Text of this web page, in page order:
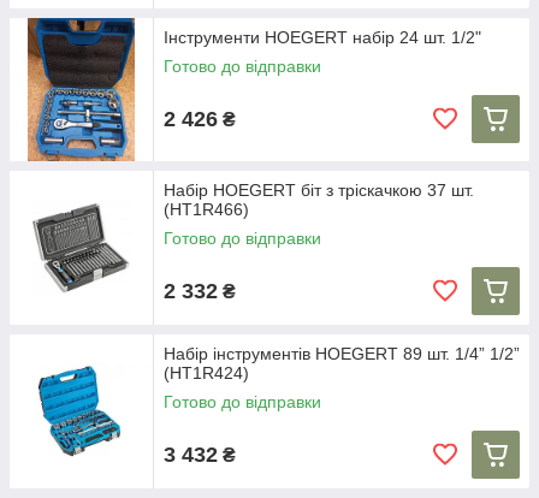
Інструменти HOEGERT набір 24 шт. 1/2"
Готово до відправки
2 426 ₴
Набір HOEGERT біт з тріскачкою 37 шт.
(HT1R466)
Готово до відправки
2 332 ₴
Набір інструментів HOEGERT 89 шт. 1/4” 1/2”
(HT1R424)
Готово до відправки
3 432 ₴